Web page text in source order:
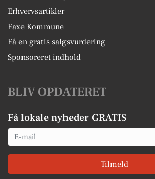
Erhvervsartikler
Faxe Kommune
Få en gratis salgsvurdering
Sponsoreret indhold
BLIV OPDATERET
Få lokale nyheder GRATIS
Email
Tilmeld